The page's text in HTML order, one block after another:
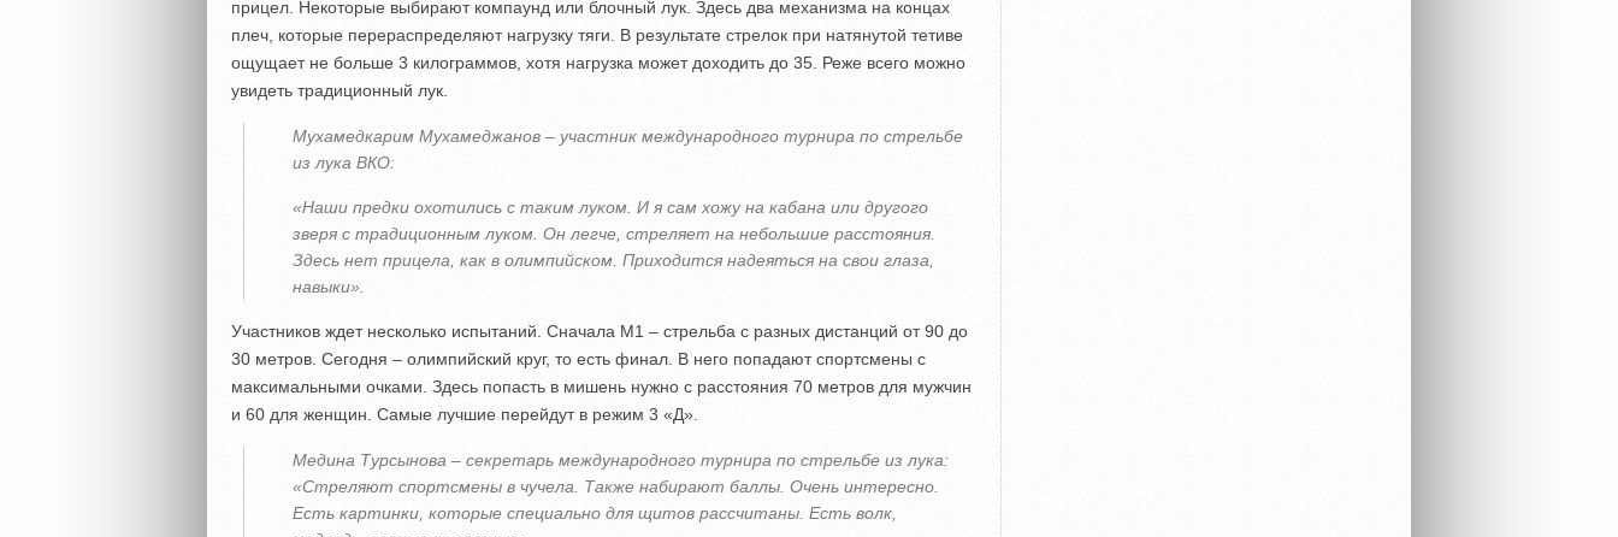
прицел. Некоторые выбирают компаунд или блочный лук. Здесь два механизма на концах
плеч, которые перераспределяют нагрузку тяги. В результате стрелок при натянутой тетиве
ощущает не больше 3 килограммов, хотя нагрузка может доходить до 35. Реже всего можно
увидеть традиционный лук.
Мухамедкарим Мухамеджанов – участник международного турнира по стрельбе
из лука ВКО:
«Наши предки охотились с таким луком. И я сам хожу на кабана или другого
зверя с традиционным луком. Он легче, стреляет на небольшие расстояния.
Здесь нет прицела, как в олимпийском. Приходится надеяться на свои глаза,
навыки».
Участников ждет несколько испытаний. Сначала М1 – стрельба с разных дистанций от 90 до
30 метров. Сегодня – олимпийский круг, то есть финал. В него попадают спортсмены с
максимальными очками. Здесь попасть в мишень нужно с расстояния 70 метров для мужчин
и 60 для женщин. Самые лучшие перейдут в режим 3 «Д».
Медина Турсынова – секретарь международного турнира по стрельбе из лука:
«Стреляют спортсмены в чучела. Также набирают баллы. Очень интересно.
Есть картинки, которые специально для щитов рассчитаны. Есть волк,